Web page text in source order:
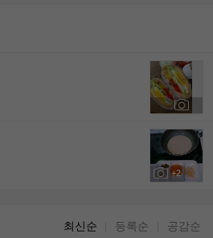
+2
최신순 등록순 공감순